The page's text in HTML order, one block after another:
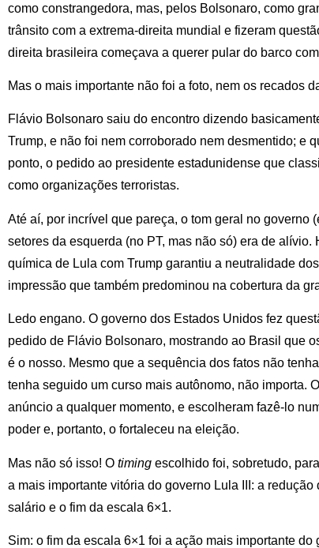
como constrangedora, mas, pelos Bolsonaro, como
trânsito com a extrema-direita mundial e fizeram
direita brasileira começava a querer pular do barco
Mas o mais importante não foi a foto, nem os recados
Flávio Bolsonaro saiu do encontro dizendo
Trump, e não foi nem corroborado nem desmentido; e
ponto, o pedido ao presidente estadunidense que
como organizações terroristas.
Até aí, por incrível que pareça, o tom geral no governo
setores da esquerda (no PT, mas não só) era de
química de Lula com Trump garantiu a neutralidade
impressão que também predominou na cobertura da
Ledo engano. O governo dos Estados Unidos fez
pedido de Flávio Bolsonaro, mostrando ao Brasil que
é o nosso. Mesmo que a sequência dos fatos não
tenha seguido um curso mais autônomo, não importa.
anúncio a qualquer momento, e escolheram fazê-lo
poder e, portanto, o fortaleceu na eleição.
Mas não só isso! O timing escolhido foi, sobretudo,
a mais importante vitória do governo Lula III: a
salário e o fim da escala 6×1.
Sim: o fim da escala 6×1 foi a ação mais importante